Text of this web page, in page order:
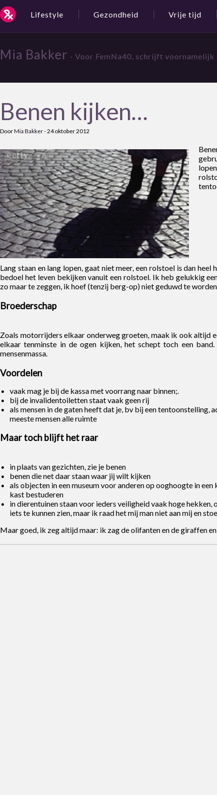
Lifestyle Gezondheid Vrije tijd
Mia Bakker - Voor FemNa40, schrijft voornamelijk
Benen kijken…
DoorMia Bakker-24 oktober 2012
Lang staan en lang lopen, gaat niet meer, een rolstoel is dan
bedoel het leven bekijken vanuit een rolstoel. Ik heb gelukkig
zo maar te zeggen, ik hoef (tenzij berg-op) niet geduwd te
Broederschap
Zoals motorrijders elkaar onderweg groeten, maak ik ook altijd
elkaar tenminste in de ogen kijken, het schept toch een
mensenmassa.
Voordelen
vaak mag je bij de kassa met voorrang naar binnen;.
bij de invalidentoiletten staat vaak geen rij
als mensen in de gaten heeft dat je, bv bij een tentoonstelling,
meeste mensen alle ruimte
Maar toch blijft het raar
in plaats van gezichten, zie je benen
benen die net daar staan waar jij wilt kijken
als objecten in een museum voor anderen op ooghoogte in
kast bestuderen
in dierentuinen staan voor ieders veiligheid vaak hoge hekken,
iets te kunnen zien, maar ik raad het mij man niet aan mij en
Maar goed, ik zeg altijd maar: ik zag de olifanten en de giraffen